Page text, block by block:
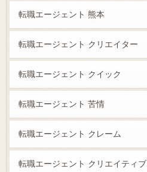
転職エージェント 熊本
転職エージェント クリエイター
転職エージェント クイック
転職エージェント 苦情
転職エージェント クレーム
転職エージェント クリエイティブ